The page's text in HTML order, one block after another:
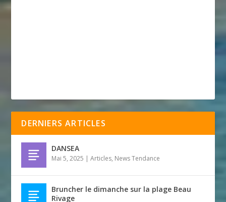
DERNIERS ARTICLES
DANSEA
Mai 5, 2025 |Articles, News Tendance
Bruncher le dimanche sur la plage Beau
Rivage